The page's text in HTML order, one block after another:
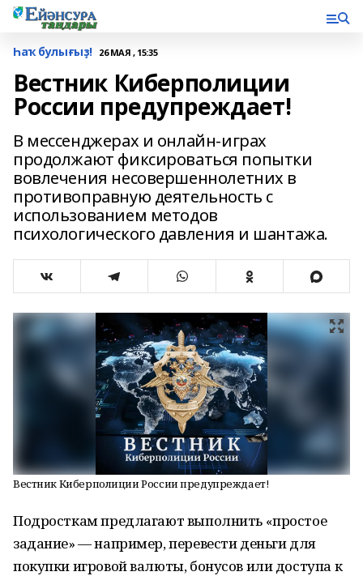
Һаҡ булығыҙ! 26 МАЯ , 15:35
Вестник Киберполиции
России предупреждает!
В мессенджерах и онлайн-играх
продолжают фиксироваться попытки
вовлечения несовершеннолетних в
противоправную деятельность с
использованием методов
психологического давления и шантажа.
Вестник Киберполиции России предупреждает!
Подросткам предлагают выполнить «простое
задание» — например, перевести деньги для
покупки игровой валюты, бонусов или доступа к